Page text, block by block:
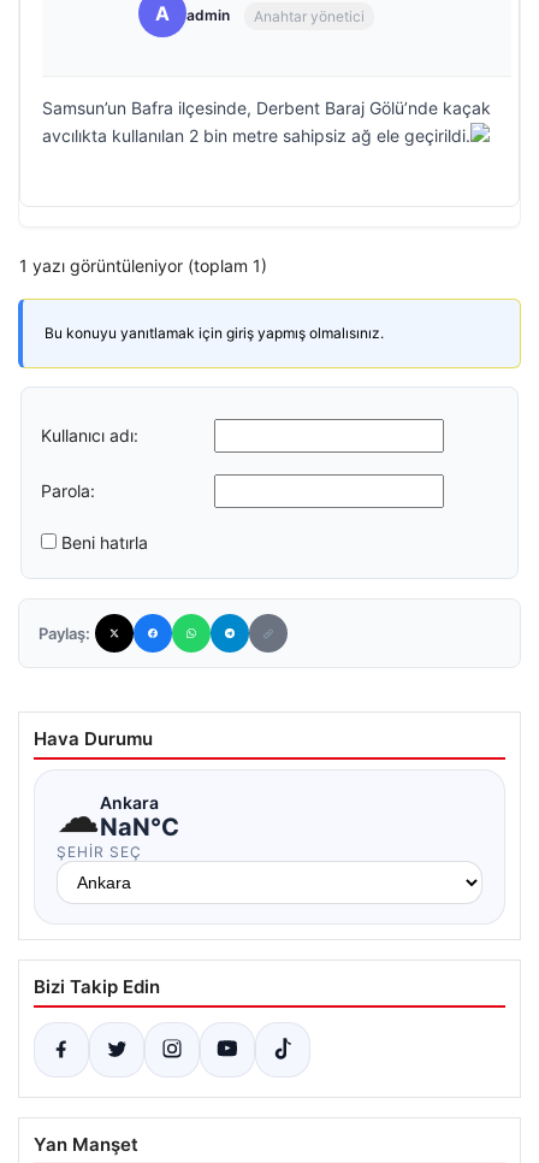
A admin Anahtar yönetici
Samsun’un Bafra ilçesinde, Derbent Baraj Gölü’nde kaçak
avcılıkta kullanılan 2 bin metre sahipsiz ağ ele geçirildi.
1 yazı görüntüleniyor (toplam 1)
Bu konuyu yanıtlamak için giriş yapmış olmalısınız.
Kullanıcı adı:
Parola:
Beni hatırla
Paylaş:
Hava Durumu
☁Ankara
NaN°C
ŞEHIR SEÇ
Bizi Takip Edin
Yan Manşet